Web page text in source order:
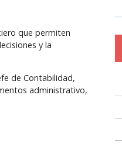
que permiten
y la
de Contabilidad,
administrativo,